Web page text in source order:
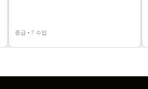
중급 • 7 수업